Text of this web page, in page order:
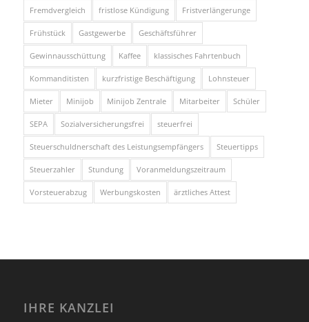
Fremdvergleich fristlose Kündigung Fristverlängerunge
Frühstück Gastgewerbe Geschäftsführer
Gewinnausschüttung Kaffee klassisches Fahrtenbuch
Kommanditisten kurzfristige Beschäftigung Lohnsteuer
Mieter Minijob Minijob Zentrale Mitarbeiter Schüler
SEPA Sozialversicherungsfrei steuerfrei
Steuerschuldnerschaft des Leistungsempfängers Steuertipps
Steuerzahler Stundung Voranmeldungszeitraum
Vorsteuerabzug Werbungskosten ärztliches Attest
IHRE KANZLEI